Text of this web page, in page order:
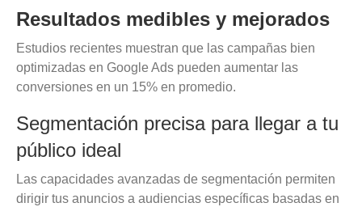
Resultados medibles y mejorados
Estudios recientes muestran que las campañas bien
optimizadas en Google Ads pueden aumentar las
conversiones en un 15% en promedio.
Segmentación precisa para llegar a tu
público ideal
Las capacidades avanzadas de segmentación permiten
dirigir tus anuncios a audiencias específicas basadas en